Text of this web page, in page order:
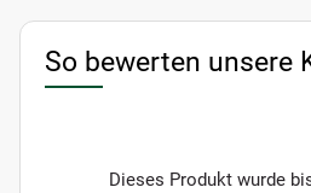
So bewerten unsere
Dieses Produkt wurde